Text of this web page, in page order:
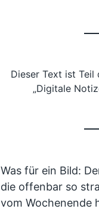
Dieser Text ist
„Digitale
Was für ein Bild:
die offenbar so
vom Wochenende